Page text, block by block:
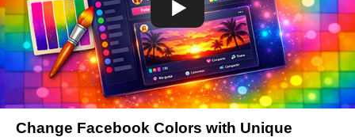
Change Facebook Colors with Unique